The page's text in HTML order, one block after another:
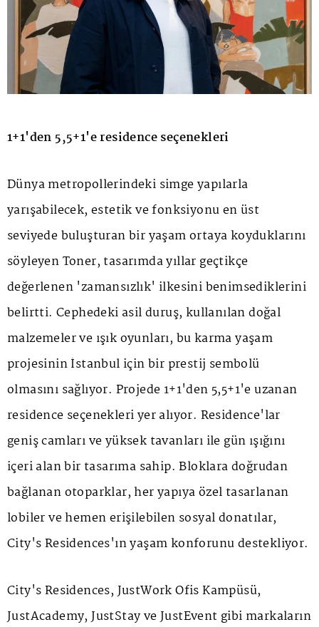
1+1'den 5,5+1'e residence seçenekleri
Dünya metropollerindeki simge yapılarla
yarışabilecek, estetik ve fonksiyonu en üst
seviyede buluşturan bir yaşam ortaya koyduklarını
söyleyen Toner, tasarımda yıllar geçtikçe
değerlenen 'zamansızlık' ilkesini benimsediklerini
belirtti. Cephedeki asil duruş, kullanılan doğal
malzemeler ve ışık oyunları, bu karma yaşam
projesinin İstanbul için bir prestij sembolü
olmasını sağlıyor. Projede 1+1'den 5,5+1'e uzanan
residence seçenekleri yer alıyor. Residence'lar
geniş camları ve yüksek tavanları ile gün ışığını
içeri alan bir tasarıma sahip. Bloklara doğrudan
bağlanan otoparklar, her yapıya özel tasarlanan
lobiler ve hemen erişilebilen sosyal donatılar,
City's Residences'ın yaşam konforunu destekliyor.
City's Residences, JustWork Ofis Kampüsü,
JustAcademy, JustStay ve JustEvent gibi markaların